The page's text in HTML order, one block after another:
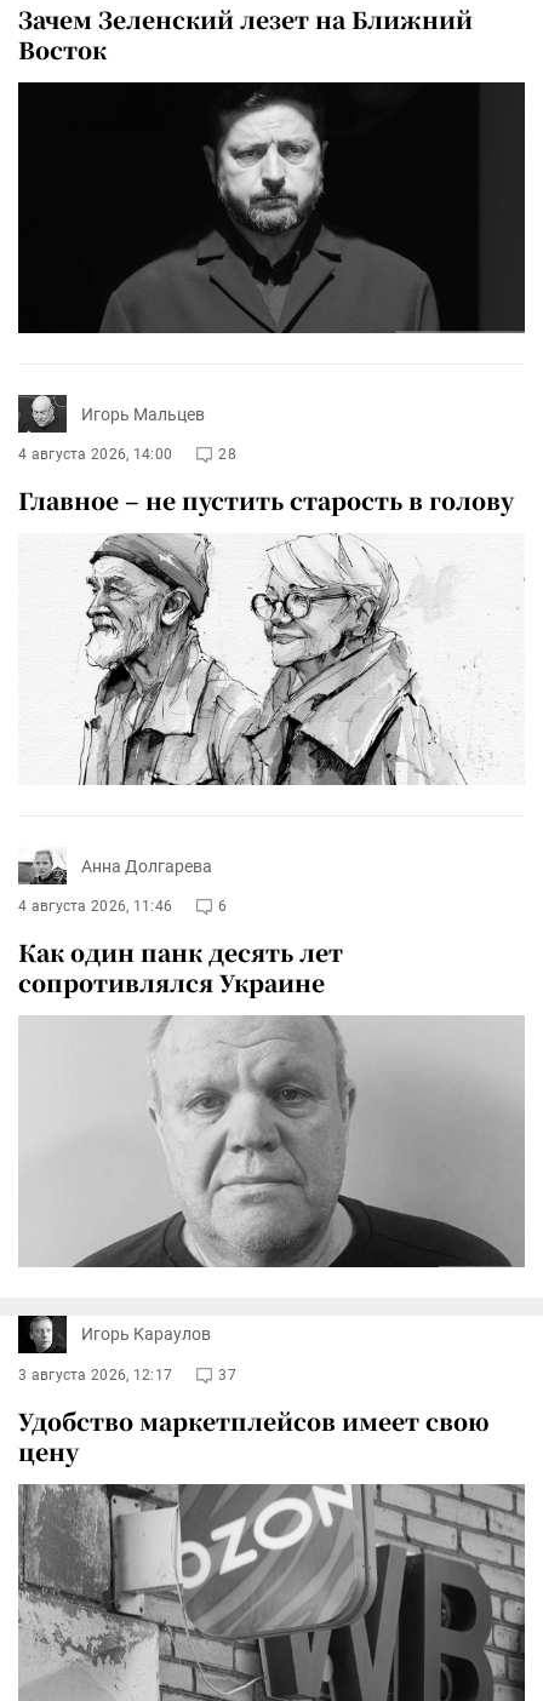
Зачем Зеленский лезет на Ближний
Восток
Игорь Мальцев
4 августа 2026, 14:00 28
Главное – не пустить старость в голову
Анна Долгарева
4 августа 2026, 11:46 6
Как один панк десять лет
сопротивлялся Украине
Игорь Караулов
3 августа 2026, 12:17 37
Удобство маркетплейсов имеет свою
цену